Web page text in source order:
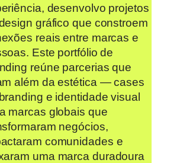
desenvolvo projetos
gráfico que constroem
reais entre marcas e
Este portfólio de
reúne parcerias que
além da estética — cases
e identidade visual
marcas globais que
negócios,
comunidades e
uma marca duradoura